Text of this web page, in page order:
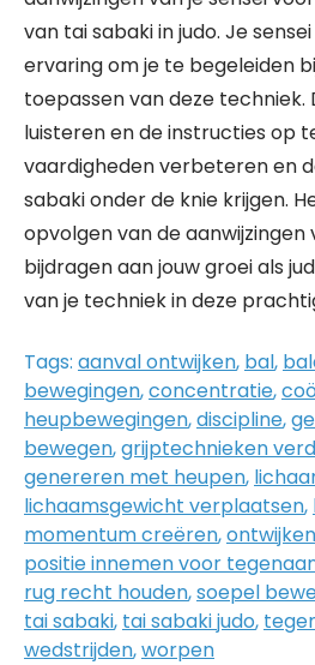
van tai sabaki in judo. Je
ervaring om je te begeleiden
toepassen van deze
luisteren en de instructies op
vaardigheden verbeteren en
sabaki onder de knie krijgen.
opvolgen van de aanwijzingen
bijdragen aan jouw groei als
van je techniek in deze
Tags: aanval ontwijken, bal,
bewegingen,concentratie,
heupbewegingen,discipline,
bewegen,grijptechnieken
genereren met heupen,
lichaamsgewicht verplaatsen,
momentum creëren,
positie innemen voor
rug recht houden,soepel
tai sabaki, tai sabaki judo,
wedstrijden,worpen